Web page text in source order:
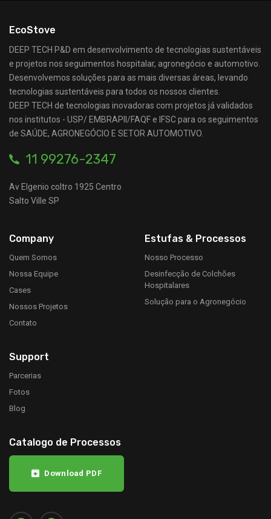
EcoStove
DEEP TECH P&D em desenvolvimento de tecnologias sustentáveis
e projetos nos seguimentos hospitalar, agronegócio e automotivo.
Desenvolvemos soluções para as mais diversas áreas, levando
tecnologias sustentáveis para todos os nossos clientes.
DEEP TECH de tecnologias inovadoras com projetos já validados
nos institutos - USP/ EMBRAPII/FAQF e IFSC para os seguimentos
de SAÚDE, AGRONEGÓCIO E SETOR AUTOMOTIVO.
11 99276-2347
Av Elgenio coltro 1925 Centro
Salto Ville SP
Company
Quem Somos
Nossa Equipe
Cases
Nossos Projetos
Contato
Estufas & Processos
Nosso Processo
Desinfecção de Colchões
Hospitalares
Solução para o Agronegócio
Support
Parcerias
Fotos
Blog
Catalogo de Processos
Download PDF